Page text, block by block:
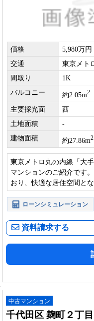
価格
5,980万円
交通
東京メト
間取り
1K
バルコニー
約2.05m2
主要採光面
西
土地面積
-
建物面積
約27.86m2
東京メトロ丸の内線「大
マンションのご紹介です
おり、快適な居住空間と
是非お気軽にお問合せ下
ローンシミュレーション
資料請求する
中古マンション
千代田区 麹町２丁